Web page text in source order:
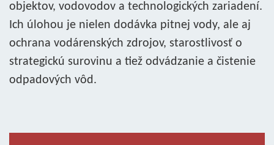
objektov, vodovodov a technologických zariadení.
Ich úlohou je nielen dodávka pitnej vody, ale aj
ochrana vodárenských zdrojov, starostlivosť o
strategickú surovinu a tiež odvádzanie a čistenie
odpadových vôd.